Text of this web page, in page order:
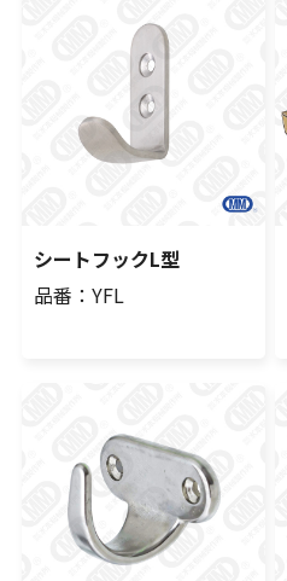
シートフックL型
品番：YFL